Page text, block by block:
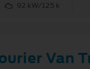
92 kW/125 k
Van